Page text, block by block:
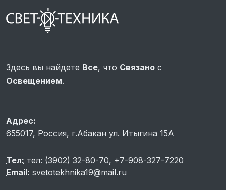
Здесь вы найдете Все, что Связано с
Освещением.
Адрес:
655017, Россия, г.Абакан ул. Итыгина 15A
Тел: тел: (3902) 32-80-70, +7-908-327-7220
Email: svetotekhnika19@mail.ru